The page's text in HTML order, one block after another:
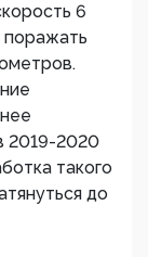
6
поражать
2019-2020
такого
до